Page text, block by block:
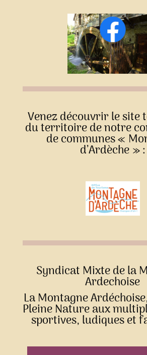
Venez découvrir le site
du territoire de notre
de communes «
d’Ardèche » :
Syndicat Mixte de la
Ardechoise
La Montagne
Pleine Nature aux
sportives, ludiques et